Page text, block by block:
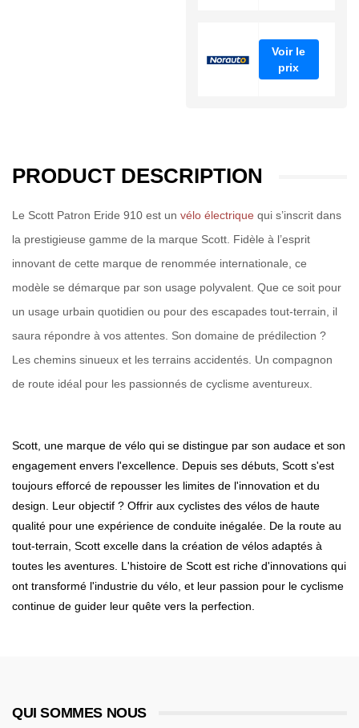
Voir le
prix
PRODUCT DESCRIPTION
Le Scott Patron Eride 910 est un vélo électrique qui s’inscrit dans
la prestigieuse gamme de la marque Scott. Fidèle à l’esprit
innovant de cette marque de renommée internationale, ce
modèle se démarque par son usage polyvalent. Que ce soit pour
un usage urbain quotidien ou pour des escapades tout-terrain, il
saura répondre à vos attentes. Son domaine de prédilection ?
Les chemins sinueux et les terrains accidentés. Un compagnon
de route idéal pour les passionnés de cyclisme aventureux.
Scott, une marque de vélo qui se distingue par son audace et son
engagement envers l'excellence. Depuis ses débuts, Scott s'est
toujours efforcé de repousser les limites de l'innovation et du
design. Leur objectif ? Offrir aux cyclistes des vélos de haute
qualité pour une expérience de conduite inégalée. De la route au
tout-terrain, Scott excelle dans la création de vélos adaptés à
toutes les aventures. L'histoire de Scott est riche d'innovations qui
ont transformé l'industrie du vélo, et leur passion pour le cyclisme
continue de guider leur quête vers la perfection.
QUI SOMMES NOUS